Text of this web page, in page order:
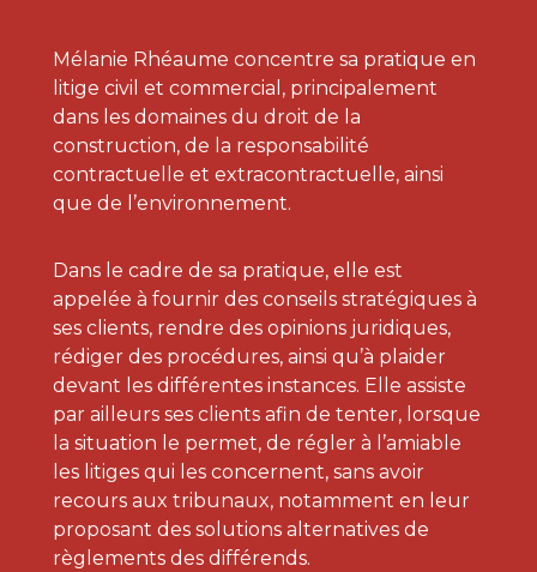
Mélanie Rhéaume concentre sa pratique en
litige civil et commercial, principalement
dans les domaines du droit de la
construction, de la responsabilité
contractuelle et extracontractuelle, ainsi
que de l’environnement.
Dans le cadre de sa pratique, elle est
appelée à fournir des conseils stratégiques à
ses clients, rendre des opinions juridiques,
rédiger des procédures, ainsi qu’à plaider
devant les différentes instances. Elle assiste
par ailleurs ses clients afin de tenter, lorsque
la situation le permet, de régler à l’amiable
les litiges qui les concernent, sans avoir
recours aux tribunaux, notamment en leur
proposant des solutions alternatives de
règlements des différends.